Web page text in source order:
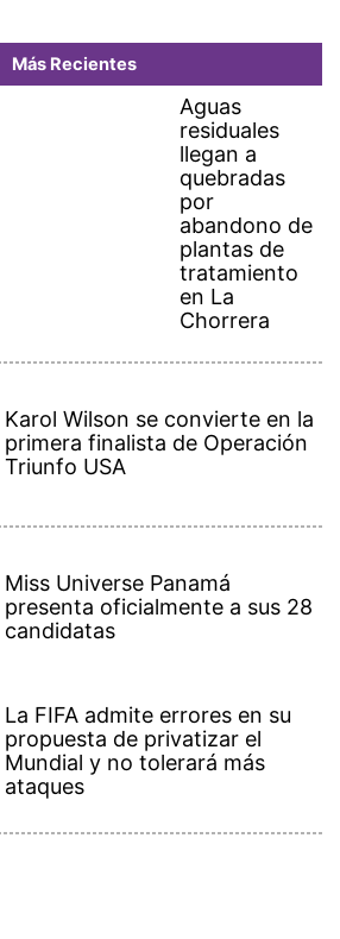
Más Recientes
Aguas
residuales
llegan a
quebradas
por
abandono de
plantas de
tratamiento
en La
Chorrera
Karol Wilson se convierte en la
primera finalista de Operación
Triunfo USA
Miss Universe Panamá
presenta oficialmente a sus 28
candidatas
La FIFA admite errores en su
propuesta de privatizar el
Mundial y no tolerará más
ataques